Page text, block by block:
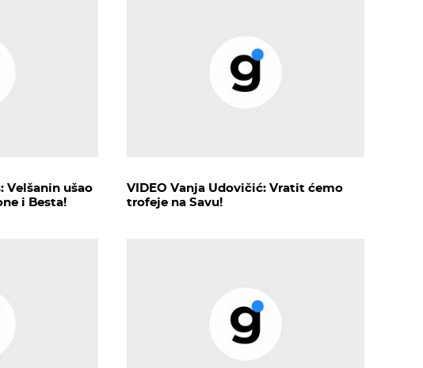
Velšanin ušao
i Besta!
VIDEO Vanja Udovičić: Vratit ćemo
trofeje na Savu!